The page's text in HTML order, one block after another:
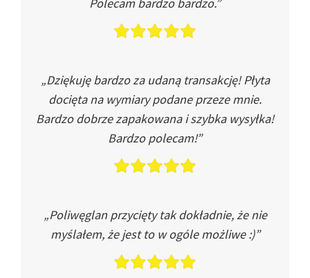
„Dziękuję bardzo za udaną transakcję! Płyta
docięta na wymiary podane przeze mnie.
Bardzo dobrze zapakowana i szybka wysyłka!
Bardzo polecam!”
„Poliwęglan przycięty tak dokładnie, że nie
myślałem, że jest to w ogóle możliwe :)”